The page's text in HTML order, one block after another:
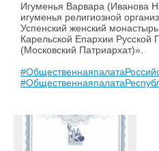
Игуменья Варвара (Иванова
игуменья религиозной
Успенский женский
Карельской Епархии Русской
(Московский Патриархат)».